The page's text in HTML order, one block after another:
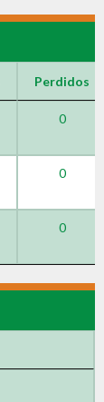
Perdidos
0
0
0